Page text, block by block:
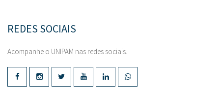
REDES SOCIAIS
Acompanhe o UNIPAM nas redes sociais.